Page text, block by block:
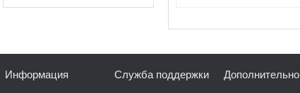
Информация Служба поддержки Дополнительно